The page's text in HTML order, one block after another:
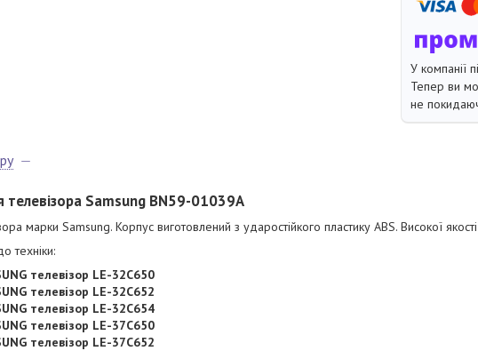
У компанії
Тепер ви
не
телевізора Samsung BN59-01039A
марки Samsung. Корпус виготовлений з ударостійкого пластику ABS. Високої
техніки:
телевізор LE-32C650
телевізор LE-32C652
телевізор LE-32C654
телевізор LE-37C650
телевізор LE-37C652